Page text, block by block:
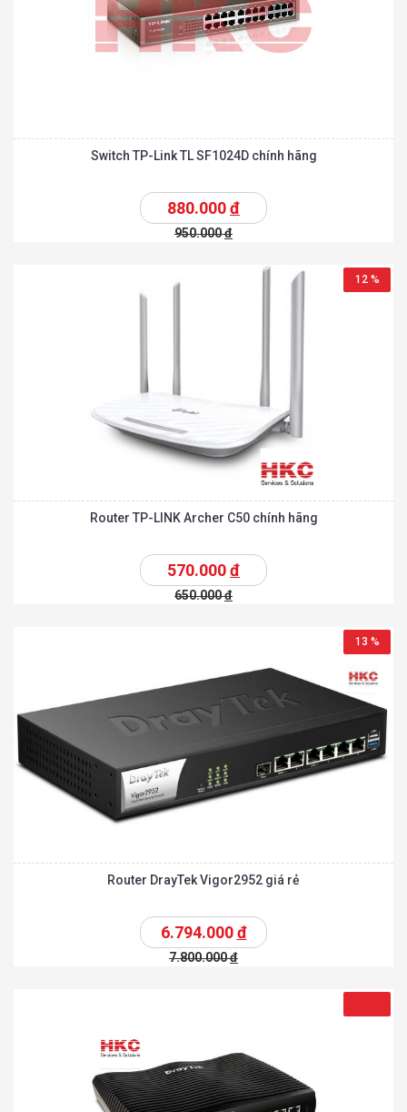
Switch TP-Link TL SF1024D chính hãng
880.000đ
950.000đ
12 %
Router TP-LINK Archer C50 chính hãng
570.000đ
650.000đ
13 %
Router DrayTek Vigor2952 giá rẻ
6.794.000đ
7.800.000đ